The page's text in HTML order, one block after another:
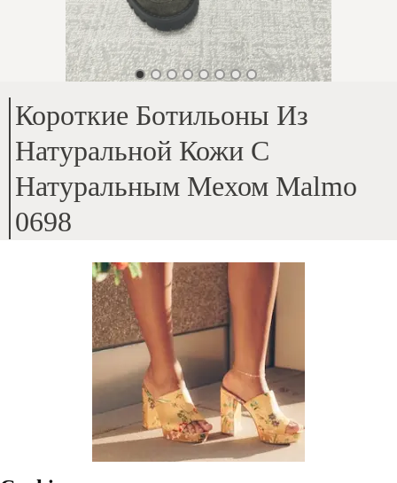
Короткие Ботильоны Из
Натуральной Кожи С
Натуральным Мехом Malmo
0698
Верх - натуральная замша;
Внутри - натуральный мех;
Высота подошвы - 3 см ;
Высота каблука - 8 см
Для средней и чуть более широкой стопы
2s8pof6axveHhx7gCLlR